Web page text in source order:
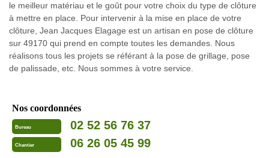
le meilleur matériau et le goût pour votre choix du type de clôture
à mettre en place. Pour intervenir à la mise en place de votre
clôture, Jean Jacques Elagage est un artisan en pose de clôture
sur 49170 qui prend en compte toutes les demandes. Nous
réalisons tous les projets se référant à la pose de grillage, pose
de palissade, etc. Nous sommes à votre service.
Nos coordonnées
Bureau 02 52 56 76 37
Chantier 06 26 05 45 99